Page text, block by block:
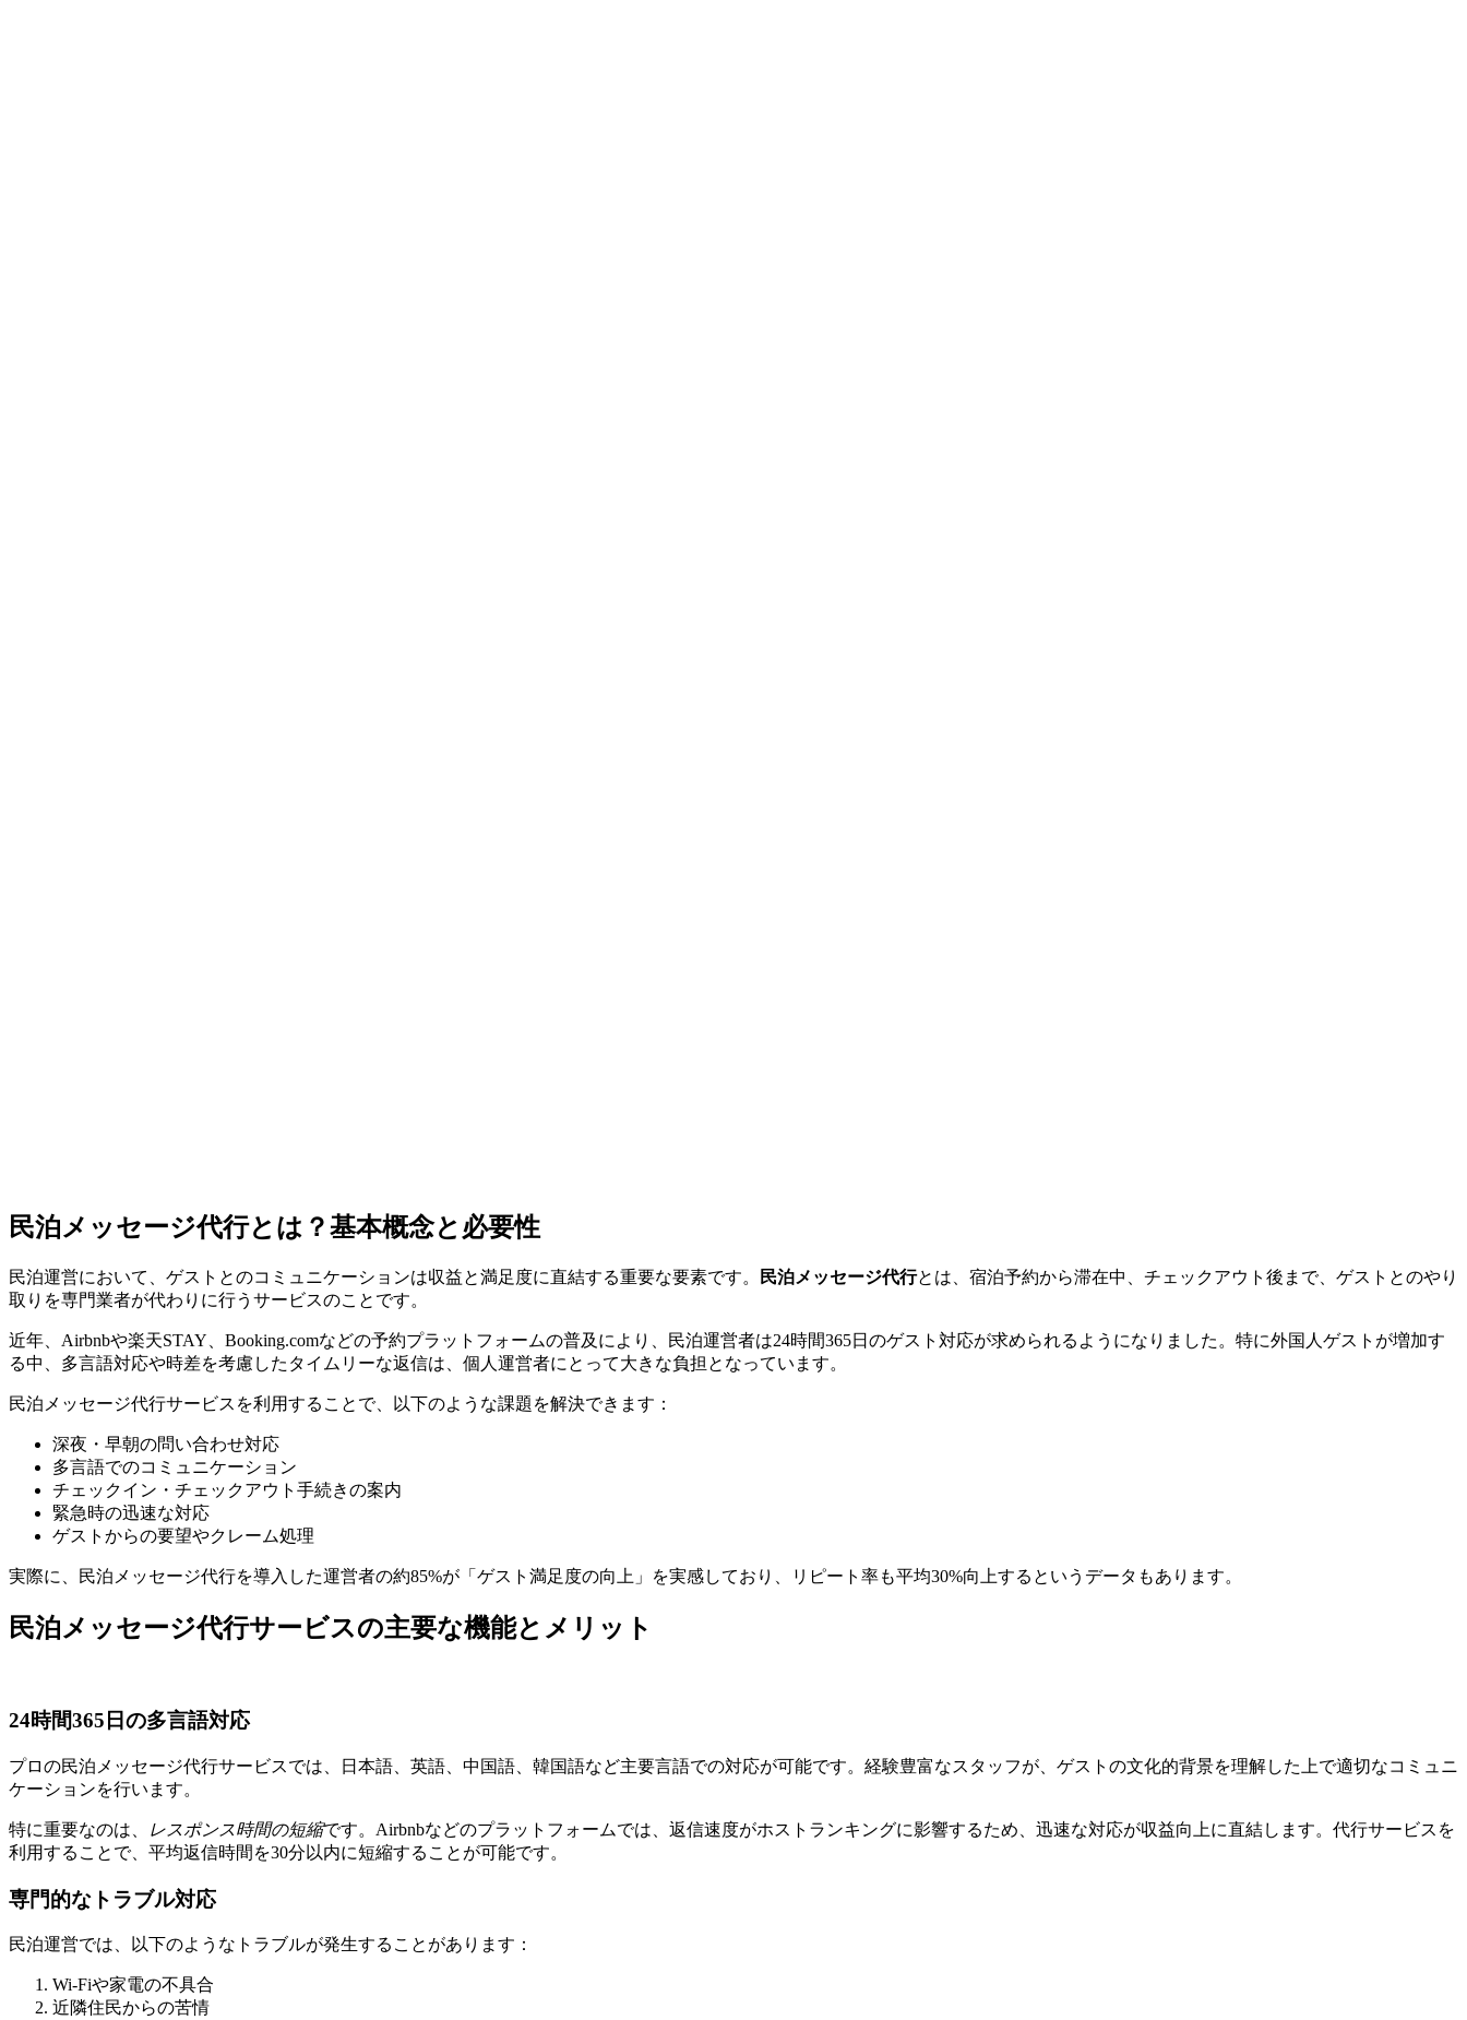
民泊メッセージ代行とは？基本概念と必要性
民泊運営において、ゲストとのコミュニケーションは収益と満足度に直結する重要な要素です。 民泊メッセージ代行とは、宿泊予約から滞在中、チェックアウト後まで、ゲストとのやり
取りを専門業者が代わりに行うサービスのことです。
近年、Airbnbや楽天STAY、Booking.comなどの予約プラットフォームの普及により、民泊運営者は24時間365日のゲスト対応が求められるようになりました。特に外国人ゲストが増加す
る中、多言語対応や時差を考慮したタイムリーな返信は、個人運営者にとって大きな負担となっています。
民泊メッセージ代行サービスを利用することで、以下のような課題を解決できます：
深夜・早朝の問い合わせ対応
多言語でのコミュニケーション
チェックイン・チェックアウト手続きの案内
緊急時の迅速な対応
ゲストからの要望やクレーム処理
実際に、民泊メッセージ代行を導入した運営者の約85%が「ゲスト満足度の向上」を実感しており、リピート率も平均30%向上するというデータもあります。
民泊メッセージ代行サービスの主要な機能とメリット
24時間365日の多言語対応
プロの民泊メッセージ代行サービスでは、日本語、英語、中国語、韓国語など主要言語での対応が可能です。経験豊富なスタッフが、ゲストの文化的背景を理解した上で適切なコミュニ
ケーションを行います。
特に重要なのは、 レスポンス時間の短縮です。Airbnbなどのプラットフォームでは、返信速度がホストランキングに影響するため、迅速な対応が収益向上に直結します。代行サービスを
利用することで、平均返信時間を30分以内に短縮することが可能です。
専門的なトラブル対応
民泊運営では、以下のようなトラブルが発生することがあります：
Wi-Fiや家電の不具合
近隣住民からの苦情